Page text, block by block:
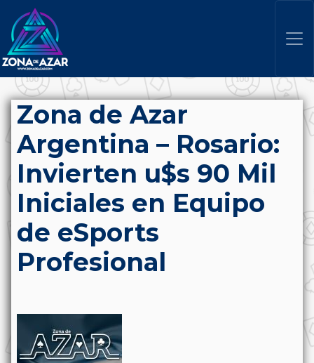
Zona de Azar
Argentina – Rosario:
Invierten u$s 90 Mil
Iniciales en Equipo
de eSports
Profesional